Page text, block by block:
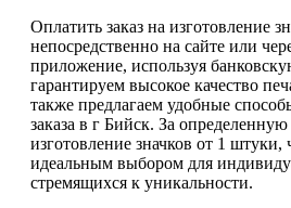
Оплатить заказ на изготовление
непосредственно на сайте или
приложение, используя
гарантируем высокое качество
также предлагаем удобные
заказа в г Бийск. За
изготовление значков от 1 штуки,
идеальным выбором для
стремящихся к уникальности.